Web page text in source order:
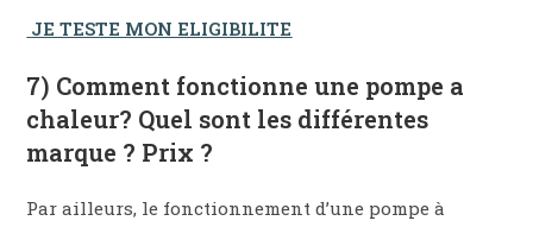
JE TESTE MON ELIGIBILITE
7) Comment fonctionne une pompe a
chaleur? Quel sont les différentes
marque ? Prix ?
Par ailleurs, le fonctionnement d’une pompe à